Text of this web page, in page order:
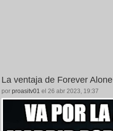
La ventaja de Forever Alone
por proasitv01 el 26 abr 2023, 19:37